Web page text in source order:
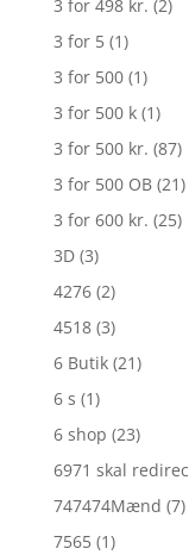
3 for 498 kr. (2)
3 for 5 (1)
3 for 500 (1)
3 for 500 k (1)
3 for 500 kr. (87)
3 for 500 OB (21)
3 for 600 kr. (25)
3D (3)
4276 (2)
4518 (3)
6 Butik (21)
6 s (1)
6 shop (23)
6971 skal
747474Mænd (7)
7565 (1)